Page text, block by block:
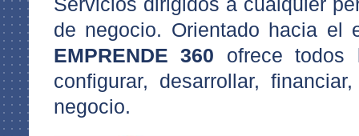
de negocio. Orientado hacia el
EMPRENDE 360 ofrece todos
configurar, desarrollar,
negocio.